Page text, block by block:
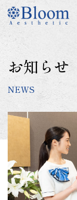
コ
テ
ン
ツ
に
キ
お知らせ
NEWS